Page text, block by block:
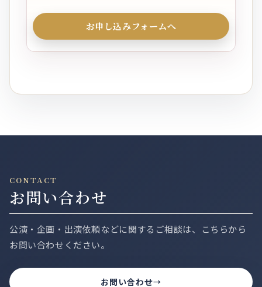
お申し込みフォームへ
CONTACT
お問い合わせ
公演・企画・出演依頼などに関するご相談は、こちらから
お問い合わせください。
お問い合わせ